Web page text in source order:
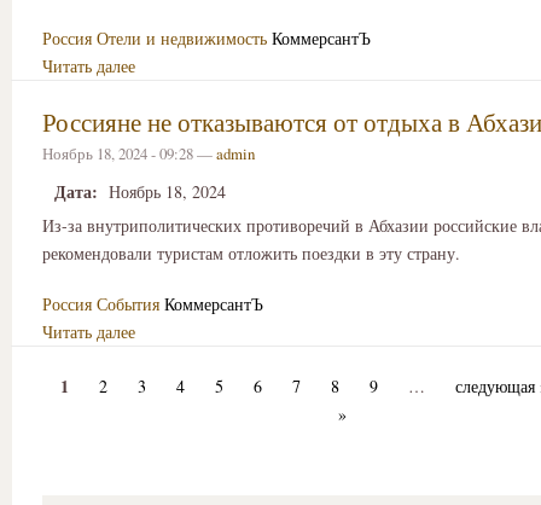
Россия Отели и недвижимость КоммерсантЪ
Читать далее
Россияне не отказываются от отдыха в
Ноябрь 18, 2024 - 09:28 —admin
Дата: Ноябрь 18, 2024
Из-за внутриполитических противоречий в Абхазии российские
рекомендовали туристам отложить поездки в эту страну.
Россия События КоммерсантЪ
Читать далее
1 2 3 4 5 6 7 8 9 …
следующая
»